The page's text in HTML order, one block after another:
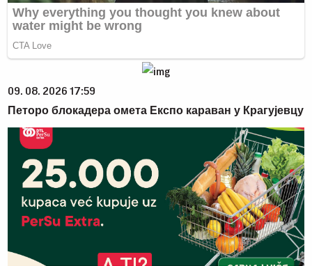
09. 08. 2026 17:59
Петоро блокадера омета Експо караван у Крагујевцу